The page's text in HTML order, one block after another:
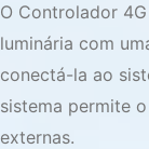
O Controlador
luminária com
conectá-la ao
sistema permite
externas.